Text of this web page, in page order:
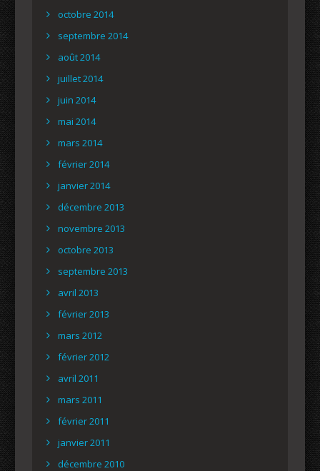
octobre 2014
septembre 2014
août 2014
juillet 2014
juin 2014
mai 2014
mars 2014
février 2014
janvier 2014
décembre 2013
novembre 2013
octobre 2013
septembre 2013
avril 2013
février 2013
mars 2012
février 2012
avril 2011
mars 2011
février 2011
janvier 2011
décembre 2010